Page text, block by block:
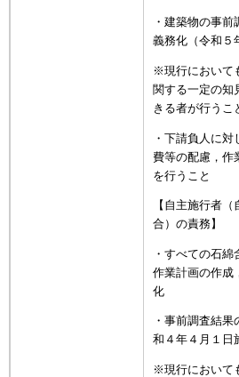
・建築物の事
義務化（令和５
※現行において
関する一定の知
きる者が行うこ
・下請負人に
費等の配慮，作
を行うこと
【自主施行者
合）の責務】
・すべての石綿
作業計画の作成
化
・事前調査結
和４年４月１日
※現行において